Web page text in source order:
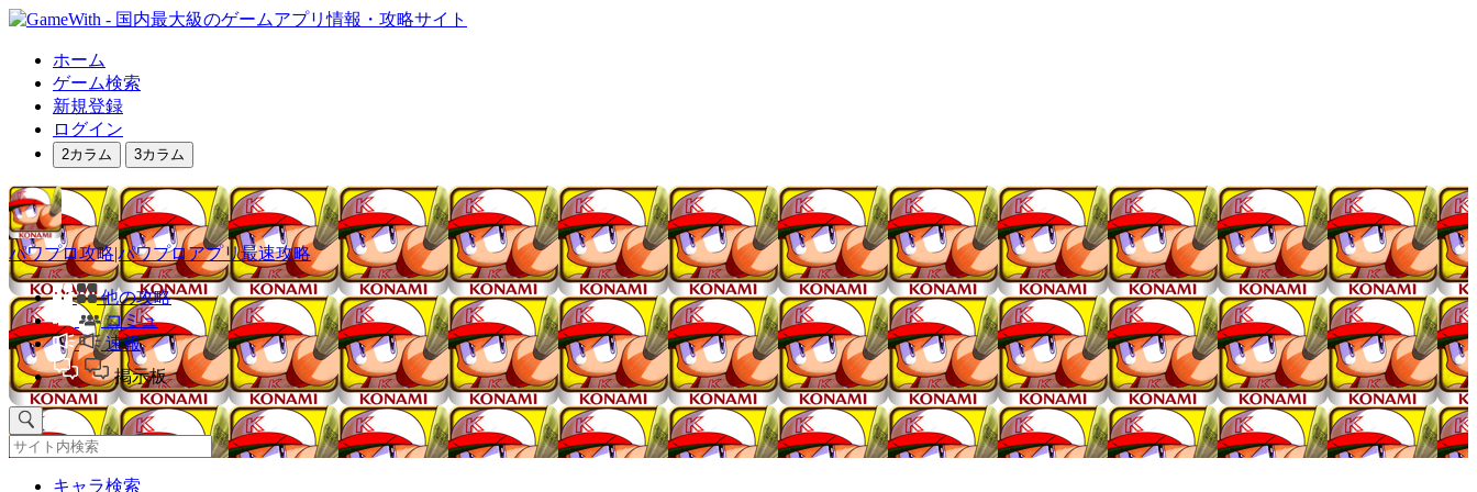
ホーム
ゲーム検索
新規登録
ログイン
2カラム 3カラム
パワプロ攻略|パワプロアプリ最速攻略
他の攻略
コミュ
速報
掲示板
キャラ検索